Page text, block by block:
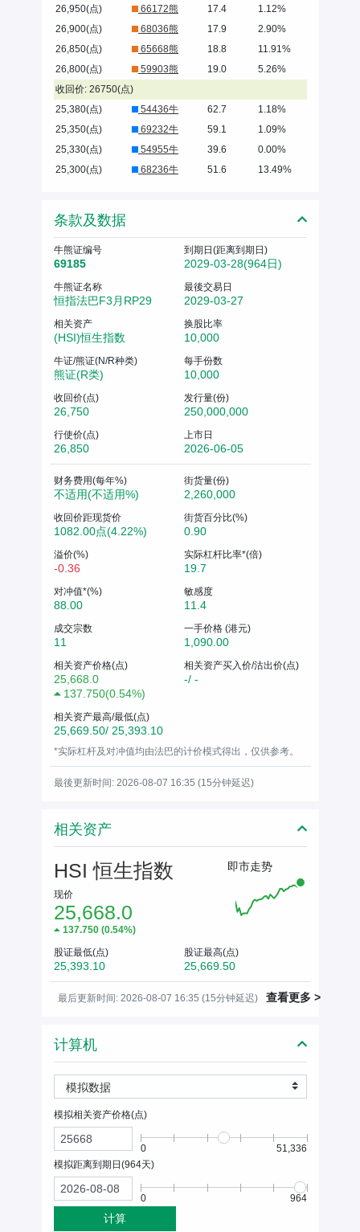
26,950(点)
66172熊 17.4
1.12%
26,900(点)
68036熊 17.9
2.90%
26,850(点)
65668熊 18.8
11.91%
26,800(点)
59903熊 19.0
5.26%
收回价: 26750(点)
25,380(点)
54436牛 62.7
1.18%
25,350(点)
69232牛 59.1
1.09%
25,330(点)
54955牛 39.6
0.00%
25,300(点)
68236牛 51.6 13.49%
条款及数据
牛熊证编号
69185
到期日(距离到期日)
2029-03-28(964日)
牛熊证名称
恒指法巴F3月RP29
最後交易日
2029-03-27
相关资产
(HSI)恒生指数
换股比率
10,000
牛证/熊证(N/R种类)
熊证(R类)
每手份数
10,000
收回价(点)
26,750
发行量(份)
250,000,000
行使价(点)
26,850
上市日
2026-06-05
财务费用(每年%)
不适用(不适用%)
街货量(份)
2,260,000
收回价距现货价
1082.00点(4.22%)
街货百分比(%)
0.90
溢价(%)
-0.36
实际杠杆比率*(倍)
19.7
对冲值*(%)
88.00
敏感度
11.4
成交宗数
11
一手价格 (港元)
1,090.00
相关资产价格(点)
25,668.0
137.750(0.54%)
相关资产买入价/沽出价(点)
-/ -
相关资产最高/最低(点)
25,669.50/ 25,393.10
*实际杠杆及对冲值均由法巴的计价模式得出，仅供参考。
最後更新时间: 2026-08-07 16:35 (15分钟延迟)
相关资产
HSI 恒生指数
现价
25,668.0
137.750(0.54%)
即市走势
股证最低(点)
25,393.10
股证最高(点)
25,669.50
最后更新时间: 2026-08-07 16:35 (15分钟延迟) 查看更多 >
计算机
模拟数据
模拟相关资产价格(点)
0
51,336
模拟距离到期日(964天)
0 964
计算